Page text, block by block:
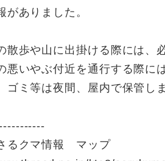
がありました。
歩や山に出掛ける際には、
悪いやぶ付近を通行する際に
ミ等は夜間、屋内で保管し
るクマ情報 マップ